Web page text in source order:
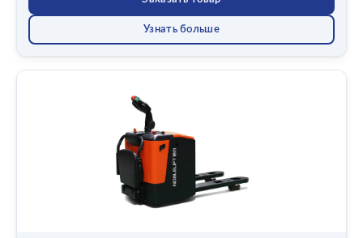
Показать все (11)
Узнать больше